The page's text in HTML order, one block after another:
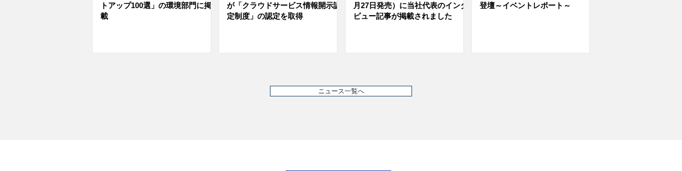
トアップ100選」の環境部門に掲
載
が「クラウドサービス情報開示認
定制度」の認定を取得
月27日発売）に当社代表のインタ
ビュー記事が掲載されました
登壇～イベントレポート～
ニュース一覧へ